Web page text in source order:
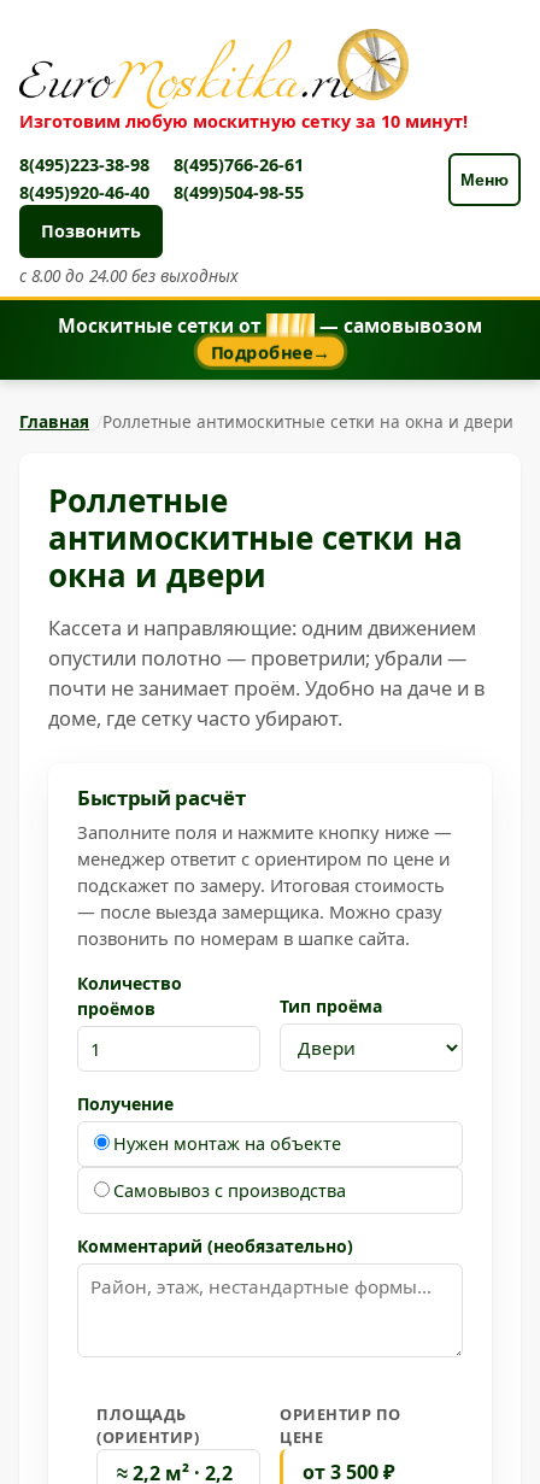
Изготовим любую москитную сетку за 10 минут!
8(495)223-38-98
8(495)766-26-61
8(495)920-46-40
8(499)504-98-55
Позвонить
с 8.00 до 24.00 без выходных
Меню
Москитные сетки от850₽— самовывозом
Подробнее→
Главная Роллетные антимоскитные сетки на окна и двери
Роллетные
антимоскитные сетки на
окна и двери
Кассета и направляющие: одним движением
опустили полотно — проветрили; убрали —
почти не занимает проём. Удобно на даче и в
доме, где сетку часто убирают.
Быстрый расчёт
Заполните поля и нажмите кнопку ниже —
менеджер ответит с ориентиром по цене и
подскажет по замеру. Итоговая стоимость
— после выезда замерщика. Можно сразу
позвонить по номерам в шапке сайта.
Количество
проёмов
Тип проёма
Получение
Нужен монтаж на объекте
Самовывоз с производства
Комментарий (необязательно)
ПЛОЩАДЬ
(ОРИЕНТИР)
≈ 2,2 м² · 2,2
ОРИЕНТИР ПО
ЦЕНЕ
от 3 500 ₽